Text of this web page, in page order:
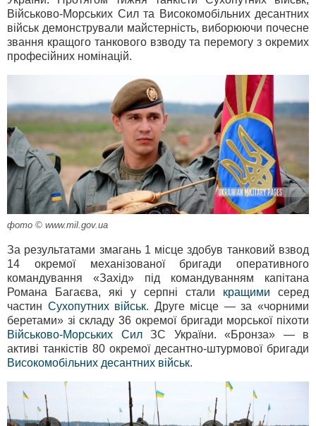
Військово-Морських Сил та Високомобільних десантних
військ демонстрували майстерність, виборюючи почесне
звання кращого танкового взводу та перемогу з окремих
професійних номінацій.
фото © www.mil.gov.ua
За результатами змагань 1 місце здобув танковий взвод
14 окремої механізованої бригади оперативного
командування «Захід» під командуванням капітана
Романа Багаєва, які у серпні стали кращими серед
частин Сухопутних військ. Друге місце — за «чорними
беретами» зі складу 36 окремої бригади морської піхоти
Військово-Морських СилЗС України. «Бронза» — в
активі танкістів 80 окремої десантно-штурмової бригади
Високомобільних десантних військ.